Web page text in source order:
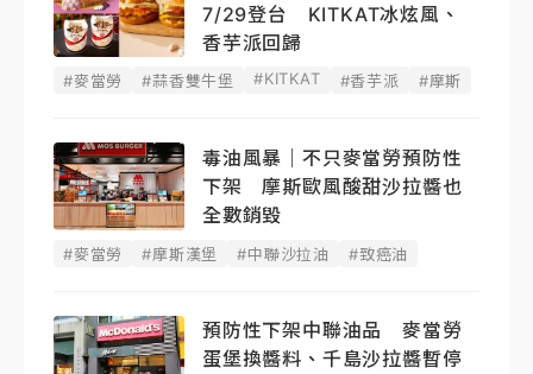
7/29登台 KITKAT冰炫風、
香芋派回歸
#麥當勞 #蒜香雙牛堡 #KITKAT #香芋派 #摩斯
毒油風暴｜不只麥當勞預防性
下架 摩斯歐風酸甜沙拉醬也
全數銷毀
#麥當勞 #摩斯漢堡 #中聯沙拉油 #致癌油
預防性下架中聯油品 麥當勞
蛋堡換醬料、千島沙拉醬暫停